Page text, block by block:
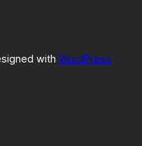
withWordPress